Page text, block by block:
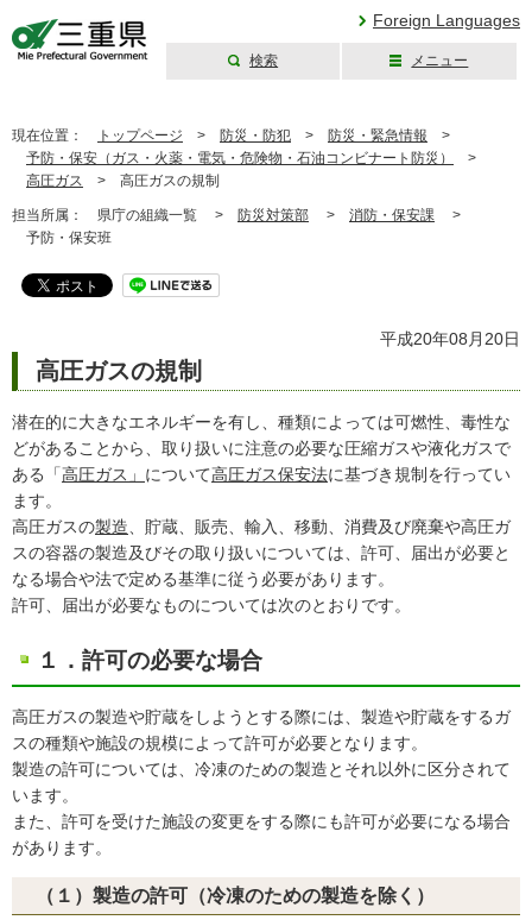
Foreign Languages
検索 メニュー
現在位置： トップページ > 防災・防犯 > 防災・緊急情報 >
予防・保安（ガス・火薬・電気・危険物・石油コンビナート防災）
>
高圧ガス > 高圧ガスの規制
担当所属： 県庁の組織一覧 > 防災対策部 > 消防・保安課 >
予防・保安班
平成20年08月20日
高圧ガスの規制
潜在的に大きなエネルギーを有し、種類によっては可燃性、毒性な
どがあることから、取り扱いに注意の必要な圧縮ガスや液化ガスで
ある「高圧ガス」 について高圧ガス保安法に基づき規制を行ってい
ます。
高圧ガスの製造 、貯蔵、販売、輸入、移動、消費及び廃棄や高圧ガ
スの容器の製造及びその取り扱いについては、許可、届出が必要と
なる場合や法で定める基準に従う必要があります。
許可、届出が必要なものについては次のとおりです。
１．許可の必要な場合
高圧ガスの製造や貯蔵をしようとする際には、製造や貯蔵をするガ
スの種類や施設の規模によって許可が必要となります。
製造の許可については、冷凍のための製造とそれ以外に区分されて
います。
また、許可を受けた施設の変更をする際にも許可が必要になる場合
があります。
（１）製造の許可（冷凍のための製造を除く）